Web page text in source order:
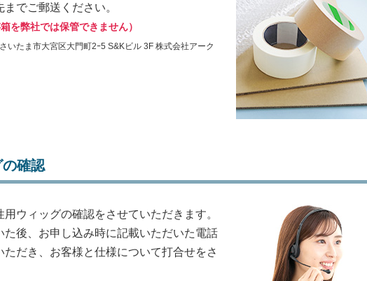
でご郵送ください。
を弊社では保管できません）
たま市大宮区大門町2ｰ5 S&Kビル 3F 株式会社アーク
確認
ウィッグの確認をさせていただきます。
た後、お申し込み時に記載いただいた電話
だき、お客様と仕様について打合せをさ